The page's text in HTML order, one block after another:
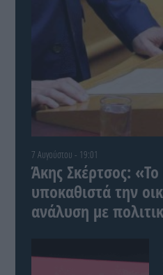
7 Αυγούστου - 19:01
Άκης Σκέρτσος:
υποκαθιστά την
ανάλυση με